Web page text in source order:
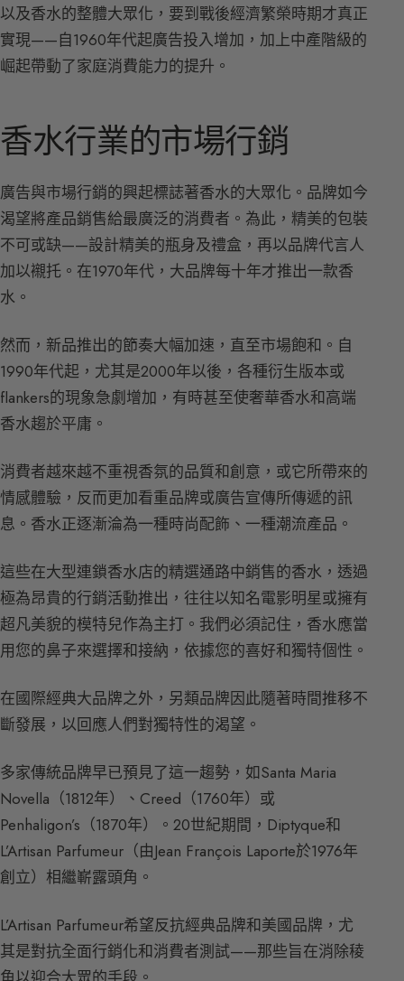
以及香水的整體大眾化，要到戰後經濟繁榮時期才真正
實現——自1960年代起廣告投入增加，加上中產階級的
崛起帶動了家庭消費能力的提升。
香水行業的市場行銷
廣告與市場行銷的興起標誌著香水的大眾化。品牌如今
渴望將產品銷售給最廣泛的消費者。為此，精美的包裝
不可或缺——設計精美的瓶身及禮盒，再以品牌代言人
加以襯托。在1970年代，大品牌每十年才推出一款香
水。
然而，新品推出的節奏大幅加速，直至市場飽和。自
1990年代起，尤其是2000年以後，各種衍生版本或
flankers的現象急劇增加，有時甚至使奢華香水和高端
香水趨於平庸。
消費者越來越不重視香氛的品質和創意，或它所帶來的
情感體驗，反而更加看重品牌或廣告宣傳所傳遞的訊
息。香水正逐漸淪為一種時尚配飾、一種潮流產品。
這些在大型連鎖香水店的精選通路中銷售的香水，透過
極為昂貴的行銷活動推出，往往以知名電影明星或擁有
超凡美貌的模特兒作為主打。我們必須記住，香水應當
用您的鼻子來選擇和接納，依據您的喜好和獨特個性。
在國際經典大品牌之外，另類品牌因此隨著時間推移不
斷發展，以回應人們對獨特性的渴望。
多家傳統品牌早已預見了這一趨勢，如Santa Maria
Novella（1812年）、Creed（1760年）或
Penhaligon’s（1870年）。20世紀期間，Diptyque和
L’Artisan Parfumeur（由Jean François Laporte於1976年
創立）相繼嶄露頭角。
L’Artisan Parfumeur希望反抗經典品牌和美國品牌，尤
其是對抗全面行銷化和消費者測試——那些旨在消除稜